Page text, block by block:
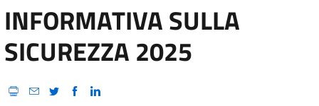
INFORMATIVA SULLA
SICUREZZA 2025